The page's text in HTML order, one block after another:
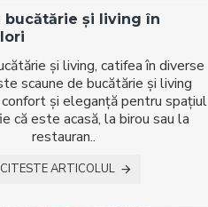
bucătărie și living în
și living, catifea în diverse
scaune de bucătărie și living
și eleganță pentru spațiul
că este acasă, la birou sau la
restauran..
CITESTE ARTICOLUL